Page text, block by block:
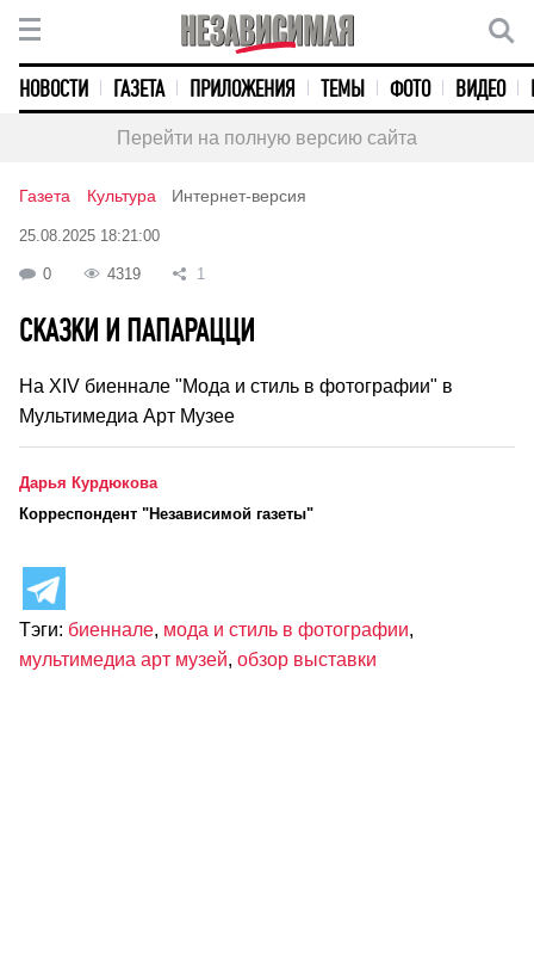
НОВОСТИ ГАЗЕТА ПРИЛОЖЕНИЯ ТЕМЫ ФОТО ВИДЕО
Перейти на полную версию сайта
Газета Культура Интернет-версия
25.08.2025 18:21:00
0 4319 1
СКАЗКИ И ПАПАРАЦЦИ
На XIV биеннале "Мода и стиль в фотографии" в
Мультимедиа Арт Музее
Дарья Курдюкова
Корреспондент "Независимой газеты"
Тэги: биеннале, мода и стиль в фотографии,
мультимедиа арт музей, обзор выставки